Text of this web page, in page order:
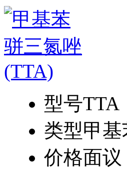
型号TTA
类型甲
价格面议